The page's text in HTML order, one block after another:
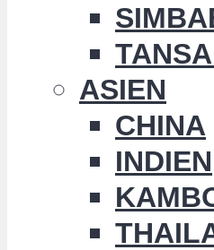
ASIEN
CHINA
INDIEN